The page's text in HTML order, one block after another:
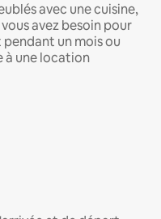
avec une cuisine,
avez besoin pour
un mois ou
à une location